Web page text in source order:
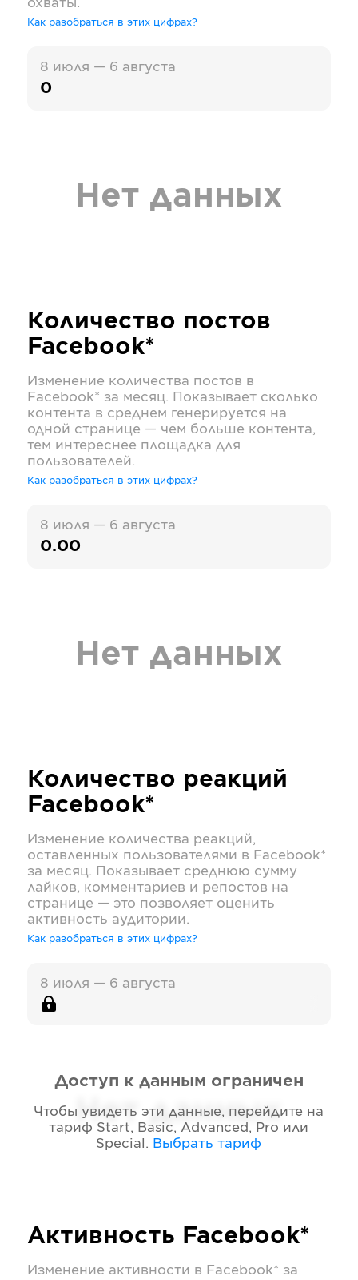
охваты.
Как разобраться в этих цифрах?
8 июля — 6 августа
0
Нет данных
Количество постов
Facebook*
Изменение количества постов в
Facebook* за месяц. Показывает сколько
контента в среднем генерируется на
одной странице — чем больше контента,
тем интереснее площадка для
пользователей.
Как разобраться в этих цифрах?
8 июля — 6 августа
0.00
Нет данных
Количество реакций
Facebook*
Изменение количества реакций,
оставленных пользователями в Facebook*
за месяц. Показывает среднюю сумму
лайков, комментариев и репостов на
странице — это позволяет оценить
активность аудитории.
Как разобраться в этих цифрах?
8 июля — 6 августа
Нет данных
Доступ к данным ограничен
Чтобы увидеть эти данные, перейдите на
тариф Start, Basic, Advanced, Pro или
Special . Выбрать тариф
Активность Facebook*
Изменение активности в Facebook* за